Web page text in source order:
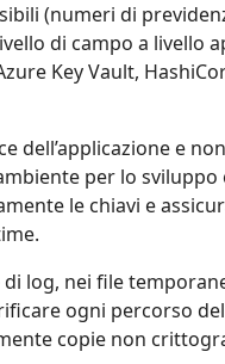
(numeri di
di campo a livello
Key Vault,
dell’applicazione e
per lo sviluppo
le chiavi e
log, nei file
ogni percorso
copie non